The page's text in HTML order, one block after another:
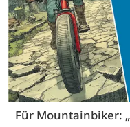
Für Mountainbiker: